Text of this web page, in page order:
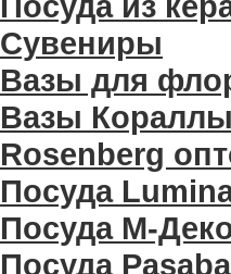
Сувениры
Вазы для
Вазы Кораллы
Rosenberg
Посуда
Посуда М-
Посуда